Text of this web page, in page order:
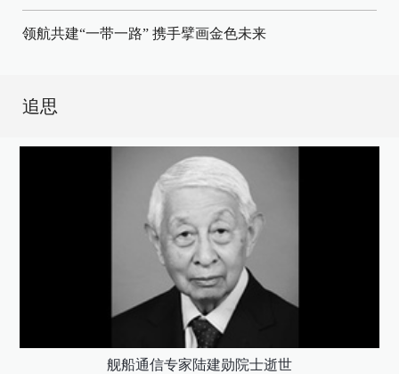
领航共建“一带一路” 携手擘画金色未来
追思
舰船通信专家陆建勋院士逝世